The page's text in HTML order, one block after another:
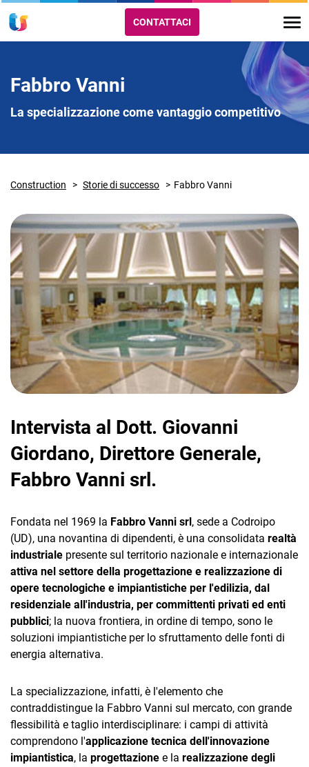
CRM
Ecommerce
Email Marketing
Financial Solutions
HR
Trust Services
TeamSystem Corporate
TeamSystem Store
CONTATTACI
Fabbro Vanni
La specializzazione come vantaggio competitivo
Construction Storie di successo Fabbro Vanni
Intervista al Dott. Giovanni
Giordano, Direttore Generale,
Fabbro Vanni srl.
Fondata nel 1969 la Fabbro Vanni srl , sede a Codroipo
(UD), una novantina di dipendenti, è una consolidata realtà
industriale presente sul territorio nazionale e internazionale
attiva nel settore della progettazione e realizzazione di
opere tecnologiche e impiantistiche per l'edilizia, dal
residenziale all'industria, per committenti privati ed enti
pubblici; la nuova frontiera, in ordine di tempo, sono le
soluzioni impiantistiche per lo sfruttamento delle fonti di
energia alternativa.
La specializzazione, infatti, è l'elemento che
contraddistingue la Fabbro Vanni sul mercato, con grande
flessibilità e taglio interdisciplinare: i campi di attività
comprendono l'applicazione tecnica dell'innovazione
impiantistica, la progettazione e la realizzazione degli